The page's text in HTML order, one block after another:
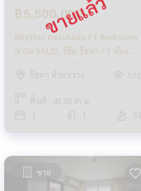
฿5,500,000
Rhythm Ratchada / 1 Bedroom
(FOR SALE), ริธึ่ม รัชดา / 1 ห้อง
นอน (ขาย) LIL204
รัชดา ห้วยขวาง
570
พื้นที่ : 45.00 ตร.ม.
1 1 31
ขาย